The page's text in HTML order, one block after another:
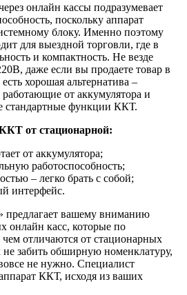
онлайн кассы подразумевает
поскольку аппарат
блоку. Именно поэтому
для выездной торговли, где в
и компактность. Не везде
даже если вы продаете товар в
хорошая альтернатива –
от аккумулятора и
стандартные функции ККТ.
от стационарной:
от аккумулятора;
работоспособность;
– легко брать с собой;
интерфейс.
вашему вниманию
онлайн касс, которые по
отличаются от стационарных
забить обширную номенклатуру,
не нужно. Специалист
ККТ, исходя из ваших